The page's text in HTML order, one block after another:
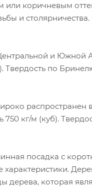
или коричневым
и
и Южной
Твердость по
распространен
750 кг/м (куб).
посадка с
характеристики.
дерева, которая